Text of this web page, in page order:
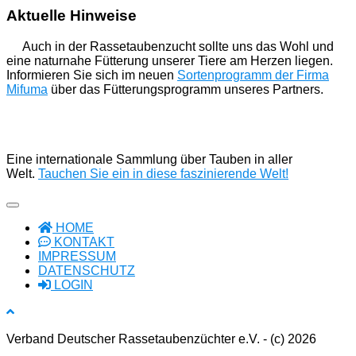
Aktuelle Hinweise
Auch in der Rassetaubenzucht sollte uns das Wohl und
eine naturnahe Fütterung unserer Tiere am Herzen liegen.
Informieren Sie sich im neuen Sortenprogramm der Firma
Mifuma über das Fütterungsprogramm unseres Partners.
Eine internationale Sammlung über Tauben in aller
Welt. Tauchen Sie ein in diese faszinierende Welt!
HOME
KONTAKT
IMPRESSUM
DATENSCHUTZ
LOGIN
Verband Deutscher Rassetaubenzüchter e.V. - (c) 2026